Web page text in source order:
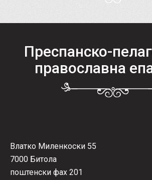
Преспанско-
православна
Влатко Миленкоски 55
7000 Битола
поштенски фах 201